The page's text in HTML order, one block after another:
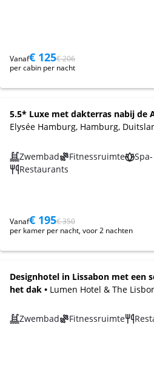
Vanaf€ 125€ 206
per cabin per nacht
5.5* Luxe met dakterras nabij de
Elysée Hamburg, Hamburg,
Zwembad Fitnessruimte
Restaurants
Vanaf€ 195€ 350
per kamer per nacht, voor 2 nachten
Designhotel in Lissabon met een
het dak • Lumen Hotel & The
Zwembad Fitnessruimte